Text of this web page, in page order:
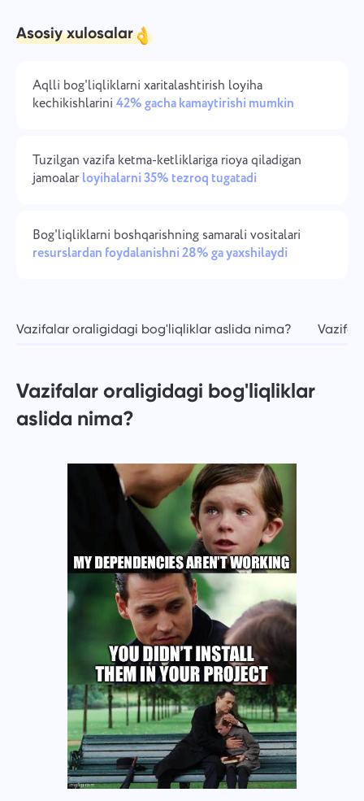
Tiếng Việt
Asosiy xulosalar
Aqlli bog'liqliklarni xaritalashtirish loyiha
kechikishlarini42% gacha kamaytirishi mumkin
Tuzilgan vazifa ketma-ketliklariga rioya qiladigan
jamoalarloyihalarni 35% tezroq tugatadi
Bog'liqliklarni boshqarishning samarali vositalari
resurslardan foydalanishni 28% ga yaxshilaydi
Vazifalar oraligidagi bog'liqliklar aslida nima?
Vazifalar oraligidagi bog'liqliklar
aslida nima?
jamoa ishini optimallashtirish uchun rollarni tayinlang.